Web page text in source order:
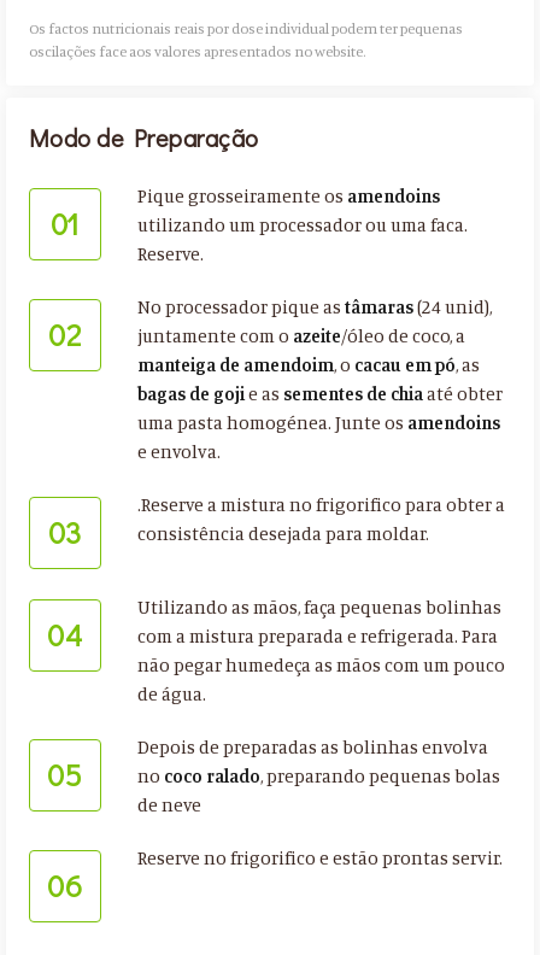
Os factos nutricionais reais por dose individual podem ter pequenas
oscilações face aos valores apresentados no website.​
Modo de Preparação
01
Pique grosseiramente os amendoins
utilizando um processador ou uma faca.
Reserve.
02
No processador pique as tâmaras(24 unid),
juntamente com o azeite/óleo de coco, a
manteiga de amendoim, o cacau em pó, as
bagas de gojie as sementes de chiaaté obter
uma pasta homogénea. Junte os amendoins
e envolva.
03
.Reserve a mistura no frigorifico para obter a
consistência desejada para moldar.
04
Utilizando as mãos, faça pequenas bolinhas
com a mistura preparada e refrigerada. Para
não pegar humedeça as mãos com um pouco
de água.
05
Depois de preparadas as bolinhas envolva
no coco ralado, preparando pequenas bolas
de neve
06
Reserve no frigorifico e estão prontas servir.